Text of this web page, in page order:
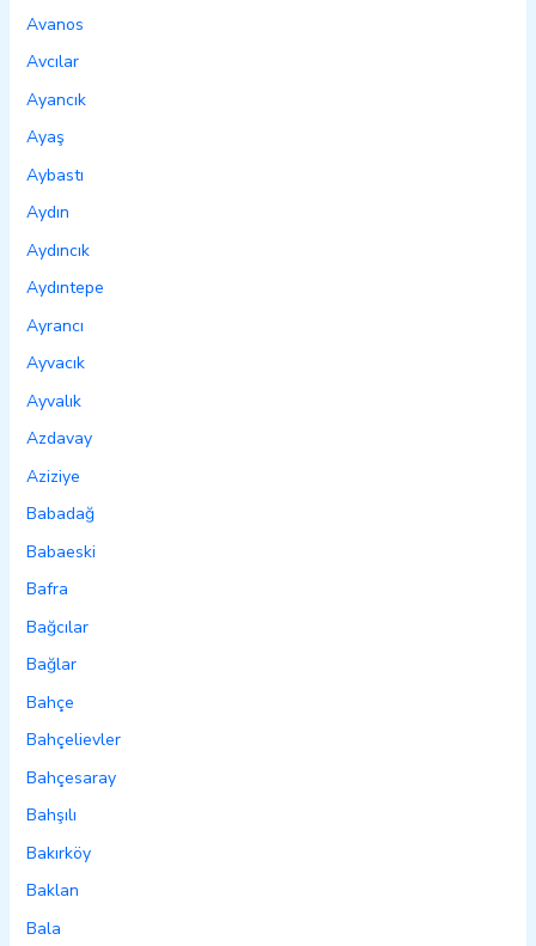
Avanos
Avcılar
Ayancık
Ayaş
Aybastı
Aydın
Aydıncık
Aydıntepe
Ayrancı
Ayvacık
Ayvalık
Azdavay
Aziziye
Babadağ
Babaeski
Bafra
Bağcılar
Bağlar
Bahçe
Bahçelievler
Bahçesaray
Bahşılı
Bakırköy
Baklan
Bala